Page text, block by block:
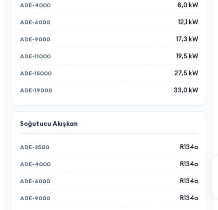
8,0 kW
12,1 kW
17,3 kW
19,5 kW
27,5 kW
33,0 kW
Soğutucu Akışkan
R134a
R134a
R134a
R134a